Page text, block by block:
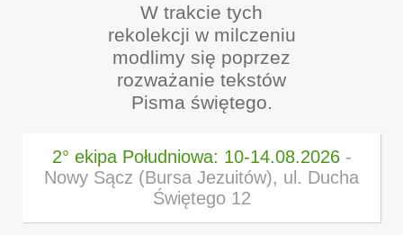
W trakcie tych
rekolekcji w milczeniu
modlimy się poprzez
rozważanie tekstów
Pisma świętego.
2° ekipa Południowa: 10-14.08.2026 -
Nowy Sącz (Bursa Jezuitów), ul. Ducha
Świętego 12